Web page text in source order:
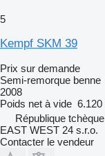
5
Kempf SKM 39
Prix sur demande
Semi-remorque benne
2008
Poids net à vide 6.120
République
EAST WEST 24 s.r.o.
Contacter le vendeur